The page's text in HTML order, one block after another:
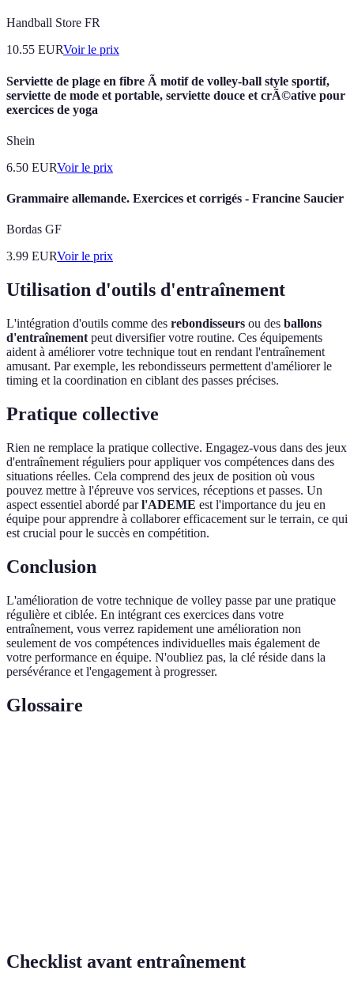
Handball Store FR
10.55 EURVoir le prix
Serviette de plage en fibre Ã motif de volley-ball style sportif,
serviette de mode et portable, serviette douce et crÃ©ative pour
exercices de yoga
Shein
6.50 EURVoir le prix
Grammaire allemande. Exercices et corrigés - Francine Saucier
Bordas GF
3.99 EURVoir le prix
Utilisation d'outils d'entraînement
L'intégration d'outils comme des rebondisseurs ou des ballons
d'entraînement peut diversifier votre routine. Ces équipements
aident à améliorer votre technique tout en rendant l'entraînement
amusant. Par exemple, les rebondisseurs permettent d'améliorer le
timing et la coordination en ciblant des passes précises.
Pratique collective
Rien ne remplace la pratique collective. Engagez-vous dans des jeux
d'entraînement réguliers pour appliquer vos compétences dans des
situations réelles. Cela comprend des jeux de position où vous
pouvez mettre à l'épreuve vos services, réceptions et passes. Un
aspect essentiel abordé parl'ADEME est l'importance du jeu en
équipe pour apprendre à collaborer efficacement sur le terrain, ce qui
est crucial pour le succès en compétition.
Conclusion
L'amélioration de votre technique de volley passe par une pratique
régulière et ciblée. En intégrant ces exercices dans votre
entraînement, vous verrez rapidement une amélioration non
seulement de vos compétences individuelles mais également de
votre performance en équipe. N'oubliez pas, la clé réside dans la
persévérance et l'engagement à progresser.
Glossaire
Checklist avant entraînement